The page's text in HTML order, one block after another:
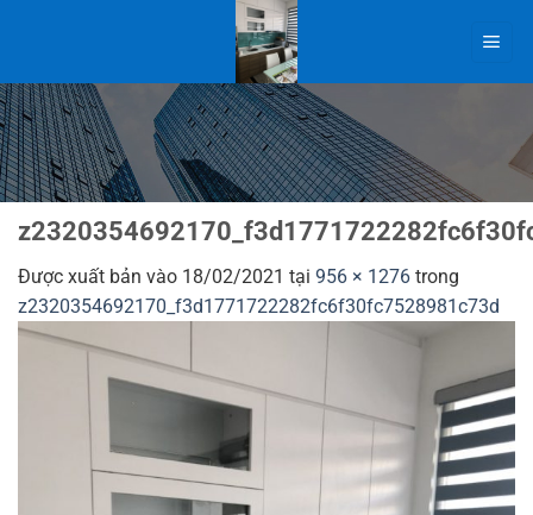
dung
Được xuất bản vào 18/02/2021 tại 956 × 1276 trong
z2320354692170_f3d1771722282fc6f30fc7528981c73d